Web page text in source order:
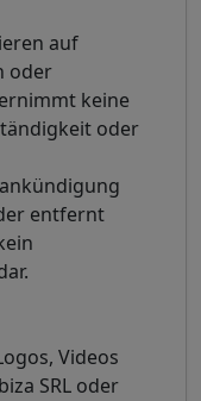
auf
oder
keine
oder
entfernt
Videos
SRL oder